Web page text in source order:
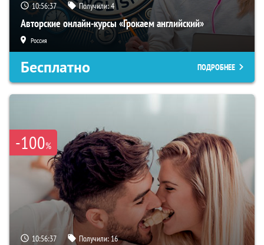
10:56:36 Получили:4
Авторские онлайн-курсы «Грокаем английский»
Россия
Бесплатно ПОДРОБНЕЕ
-100%
10:56:36 Получили:16